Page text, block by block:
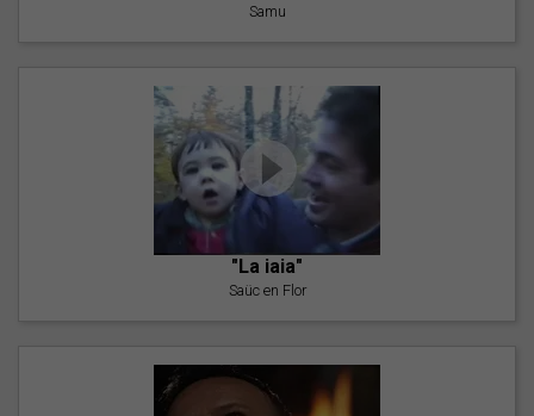
Samu
"La iaia"
Saüc en Flor